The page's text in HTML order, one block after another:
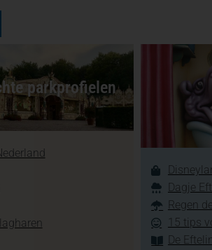
parkprofielen
Dagje
Regen
15 tips
De